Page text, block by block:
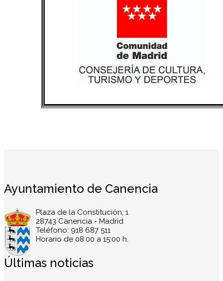
Ayuntamiento de Canencia
Plaza de la Constitución, 1
28743 Canencia - Madrid
Teléfono: 918 687 511
Horario de 08:00 a 15:00 h.
Últimas noticias